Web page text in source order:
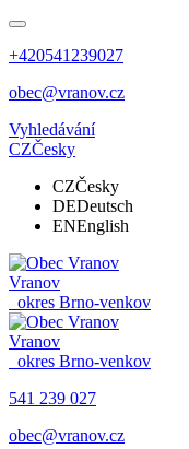
+420541239027
obec@vranov.cz
Vyhledávání
CZČesky
CZČesky
DEDeutsch
ENEnglish
Vranov
okres Brno-venkov
Vranov
okres Brno-venkov
541 239 027
obec@vranov.cz